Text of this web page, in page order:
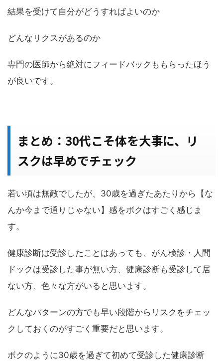
結果を受けて自分がどうすればよいのか
どんなリクスがあるのか
専門の医師から絶対にフィードバックももらったほう
が良いです。
まとめ：30代こそ体を大事に、リ
スクは早めでチェック
若い頃は無敵でしたが、30歳を過ぎたあたりから【な
んか今まで通りじゃない】感をボクはすごく感じま
す。
健康診断は受診したことはあっても、がん検診・人間
ドックは受診した事が無い方、健康診断も受診して居
ない方、色々な方がいると思います。
どんなパターンの方でも早い段階からリスクをチェッ
クしておくのがすごく重要だと思います。
ボクのように30歳を過ぎて初めて受診した健康診断